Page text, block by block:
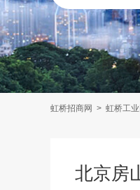
虹桥招商网 > 虹桥工
北京房